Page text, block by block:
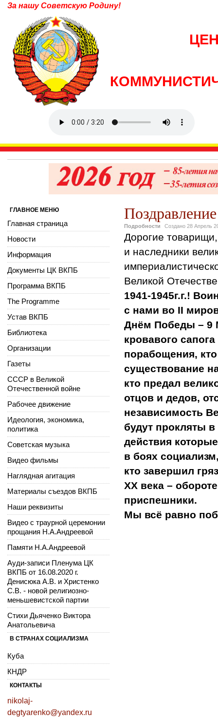
За нашу Советскую Родину!
Подробности Создано 28 Апрель
Дорогие
и наследники
Великой
1941-1945г.г.!
с нами во II
Днём Победы – 9
кровавого
порабощения,
существование
кто предал
отцов и дедов,
независимость
будут прокляты
действия
в боях
кто завершил
ХХ века –
приспешники.
Мы всё равно
ГЛАВНОЕ МЕНЮ
Главная страница
Новости
Информация
Документы ЦК ВКПБ
Программа ВКПБ
The Programme
Устав ВКПБ
Библиотека
Организации
Газеты
СССР в Великой
Отечественной войне
Рабочее движение
Идеология, экономика,
политика
Советская музыка
Видео фильмы
Наглядная агитация
Материалы съездов ВКПБ
Наши реквизиты
Видео с траурной церемонии
прощания Н.А.Андреевой
Памяти Н.А.Андреевой
Ауди-записи Пленума ЦК
ВКПБ от 16.08.2020 г.
Денисюка А.В. и Христенко
С.В. - новой религиозно-
меньшевистской партии
Стихи Дьяченко Виктора
Анатольевича
В СТРАНАХ СОЦИАЛИЗМА
Куба
КНДР
КОНТАКТЫ
nikolaj-
degtyarenko@yandex.ru